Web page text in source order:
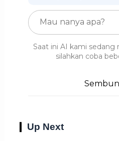
Saat ini AI kami
silahkan coba
Up Next